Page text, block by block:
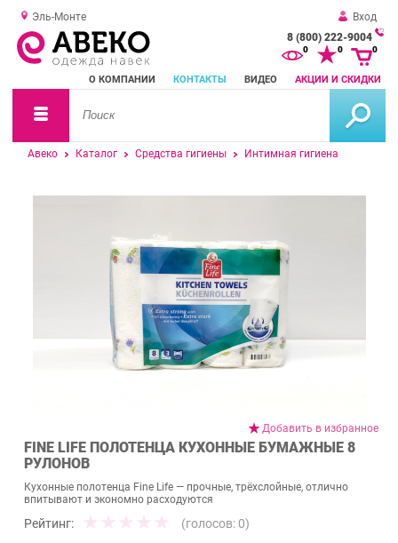
Эль-Монте
Вход
8 (800) 222-9004
О КОМПАНИИ КОНТАКТЫ ВИДЕО АКЦИИ И СКИДКИ
0 0 0
Авеко Каталог Средства гигиены Интимная гигиена
Добавить в избранное
FINE LIFE ПОЛОТЕНЦА КУХОННЫЕ БУМАЖНЫЕ 8
РУЛОНОВ
Кухонные полотенца Fine Life — прочные, трёхслойные, отлично
впитывают и экономно расходуются
Рейтинг: (голосов: 0)